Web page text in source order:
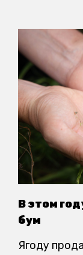
В этом
бум
Ягоду